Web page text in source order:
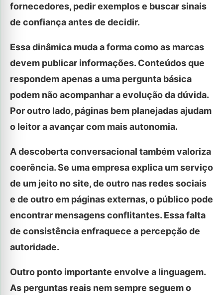
fornecedores, pedir exemplos e buscar sinais
de confiança antes de decidir.
Essa dinâmica muda a forma como as marcas
devem publicar informações. Conteúdos que
respondem apenas a uma pergunta básica
podem não acompanhar a evolução da dúvida.
Por outro lado, páginas bem planejadas ajudam
o leitor a avançar com mais autonomia.
A descoberta conversacional também valoriza
coerência. Se uma empresa explica um serviço
de um jeito no site, de outro nas redes sociais
e de outro em páginas externas, o público pode
encontrar mensagens conflitantes. Essa falta
de consistência enfraquece a percepção de
autoridade.
Outro ponto importante envolve a linguagem.
As perguntas reais nem sempre seguem o